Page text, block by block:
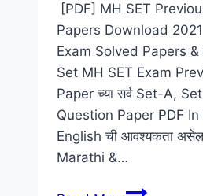
[PDF] MH SET
Papers Download
Exam Solved Papers &
Set MH SET Exam
Paper च्या सर्व Set-A,
Question Paper PDF
English ची आवश्यकता असेल
Marathi &…
[PDF]